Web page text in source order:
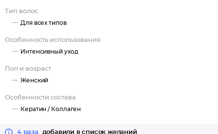
Тип волос
Для всех типов
Особенность использования
Интенсивный уход
Пол и возраст
Женский
Особенности состава
Кератин / Коллаген
4 раза добавили в список желаний